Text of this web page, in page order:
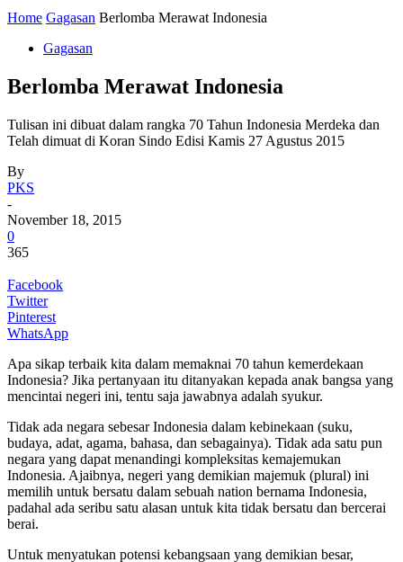
Home Gagasan Berlomba Merawat Indonesia
Gagasan
Berlomba Merawat Indonesia
Tulisan ini dibuat dalam rangka 70 Tahun Indonesia Merdeka dan
Telah dimuat di Koran Sindo Edisi Kamis 27 Agustus 2015
By
PKS
-
November 18, 2015
0
365
Facebook
Twitter
Pinterest
WhatsApp
Apa sikap terbaik kita dalam memaknai 70 tahun kemerdekaan
Indonesia? Jika pertanyaan itu ditanyakan kepada anak bangsa yang
mencintai negeri ini, tentu saja jawabnya adalah syukur.
Tidak ada negara sebesar Indonesia dalam kebinekaan (suku,
budaya, adat, agama, bahasa, dan sebagainya). Tidak ada satu pun
negara yang dapat menandingi kompleksitas kemajemukan
Indonesia. Ajaibnya, negeri yang demikian majemuk (plural) ini
memilih untuk bersatu dalam sebuah nation bernama Indonesia,
padahal ada seribu satu alasan untuk kita tidak bersatu dan bercerai
berai.
Untuk menyatukan potensi kebangsaan yang demikian besar,